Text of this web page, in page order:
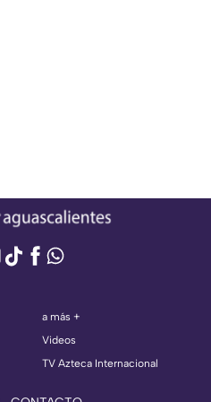
a más +
Videos
TV Azteca Internacional